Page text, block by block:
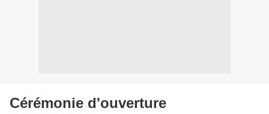
Cérémonie d'ouverture